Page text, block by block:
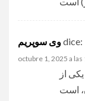
وی سوپریمdice:
octubre 1, 2025 a las
از